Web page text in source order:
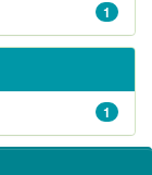
1
1